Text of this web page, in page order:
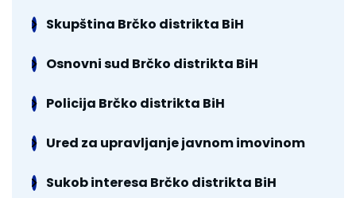
Skupština Brčko distrikta BiH
Osnovni sud Brčko distrikta BiH
Policija Brčko distrikta BiH
Ured za upravljanje javnom imovinom
Sukob interesa Brčko distrikta BiH